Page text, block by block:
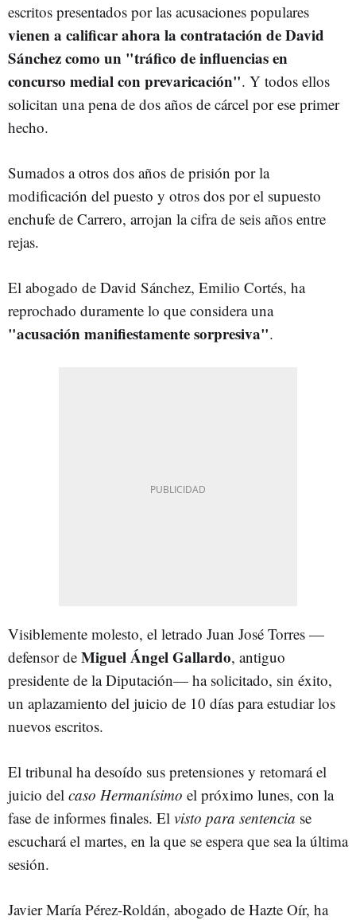
escritos presentados por las acusaciones populares
vienen a calificar ahora la contratación de David
Sánchez como un "tráfico de influencias en
concurso medial con prevaricación". Y todos ellos
solicitan una pena de dos años de cárcel por ese primer
hecho.
Sumados a otros dos años de prisión por la
modificación del puesto y otros dos por el supuesto
enchufe de Carrero, arrojan la cifra de seis años entre
rejas.
El abogado de David Sánchez, Emilio Cortés, ha
reprochado duramente lo que considera una
"acusación manifiestamente sorpresiva".
Visiblemente molesto, el letrado Juan José Torres —
defensor de Miguel Ángel Gallardo, antiguo
presidente de la Diputación— ha solicitado, sin éxito,
un aplazamiento del juicio de 10 días para estudiar los
nuevos escritos.
El tribunal ha desoído sus pretensiones y retomará el
juicio del caso Hermanísimo el próximo lunes, con la
fase de informes finales. El visto para sentencia se
escuchará el martes, en la que se espera que sea la última
sesión.
Javier María Pérez-Roldán, abogado de Hazte Oír, ha